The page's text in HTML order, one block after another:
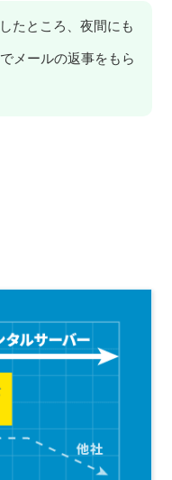
たところ、夜間にも
メールの返事をもら